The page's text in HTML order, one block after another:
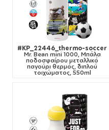
#KP_22446_thermo-soccer
Mr. Bean mini 1000, Μπάλα
ποδοσφαίρου μεταλλικό
παγούρι θερμός, διπλού
τοιχώματος, 550ml